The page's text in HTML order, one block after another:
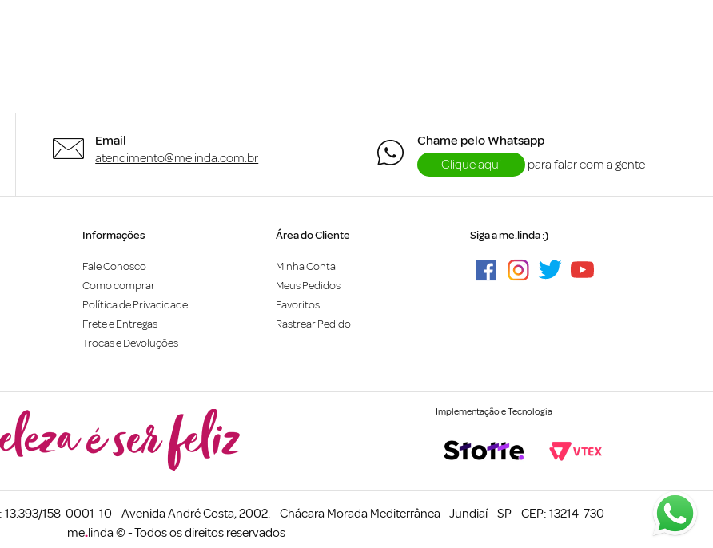
Email
atendimento@melinda.com.br
Chame pelo Whatsapp
Clique aqui
para falar com a gente
Informações
Fale Conosco
Como comprar
Política de Privacidade
Frete e Entregas
Trocas e Devoluções
Área do Cliente
Minha Conta
Meus Pedidos
Favoritos
Rastrear Pedido
Siga a me.linda :)
Implementação e Tecnologia
158-0001-10 - Avenida André Costa, 2002. - Chácara Morada Mediterrânea - Jundiaí - SP - CEP: 13214-730
me.linda © - Todos os direitos reservados